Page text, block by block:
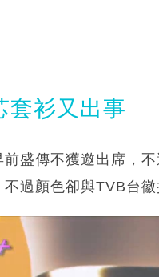
套衫又出事
前盛傳不獲邀出席，
過顏色卻與TVB台